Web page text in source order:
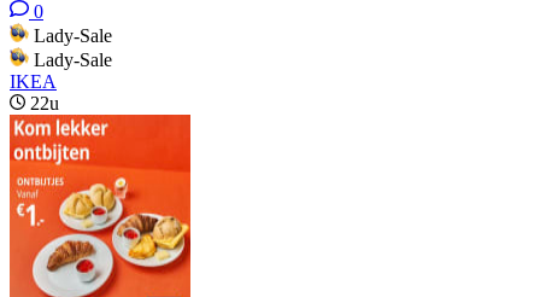
0
Lady-Sale
Lady-Sale
IKEA
22u